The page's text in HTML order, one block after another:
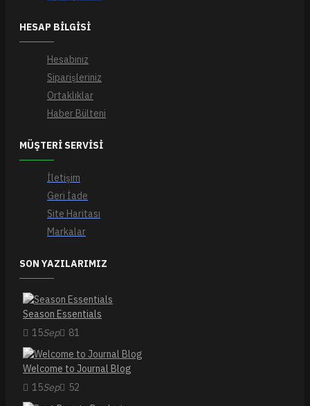
HESAP BILGISI
Hesabınız
Siparişleriniz
Ortaklıklar
Haber Bülteni
MÜŞTERI SERVISI
İletişim
Geri İade
Site Haritası
Markalar
SON YAZILARIMIZ
Season Essentials
15Sep 81
Welcome to Journal Blog
15Sep 52